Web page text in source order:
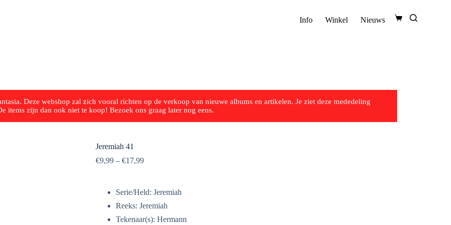
Info Winkel Nieuws
Deze webshop zal zich vooral richten op de verkoop van nieuwe albums en artikelen. Je ziet deze mededeling
items zijn dan ook niet te koop! Bezoek ons graag ​​later nog eens.
Jeremiah 41
€9,99– €17,99
Serie/Held: Jeremiah
Reeks: Jeremiah
Tekenaar(s): Hermann